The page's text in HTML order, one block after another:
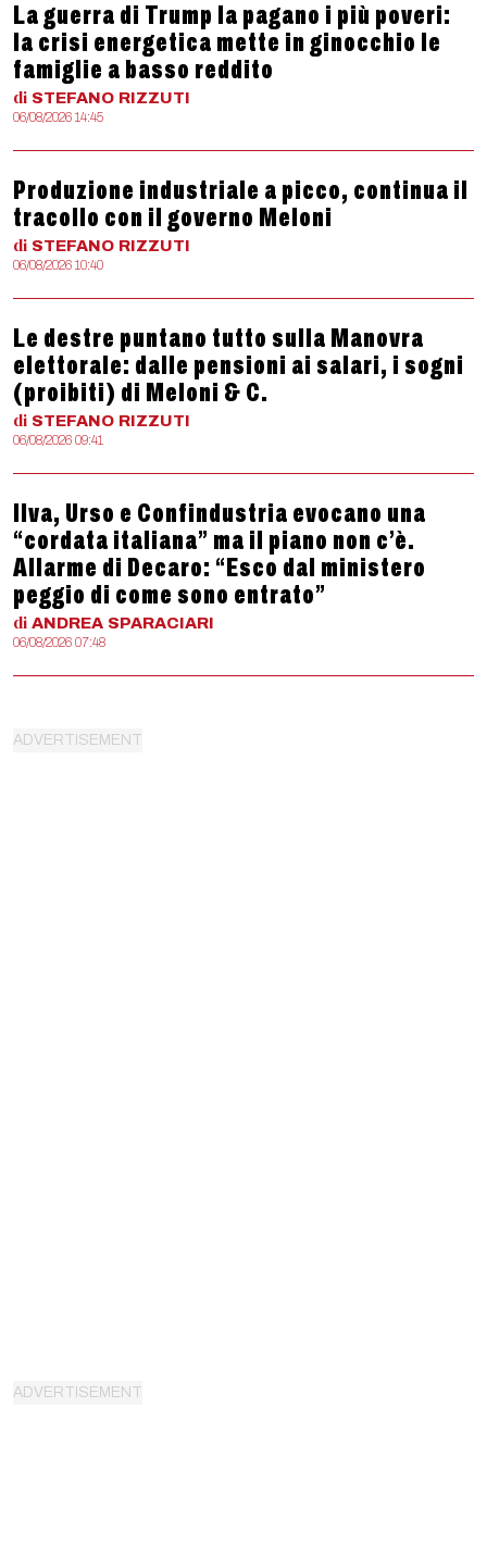
La guerra di Trump la pagano i più poveri:
la crisi energetica mette in ginocchio le
famiglie a basso reddito
di STEFANO RIZZUTI
06/08/2026 14:45
Produzione industriale a picco, continua il
tracollo con il governo Meloni
di STEFANO RIZZUTI
06/08/2026 10:40
Le destre puntano tutto sulla Manovra
elettorale: dalle pensioni ai salari, i sogni
(proibiti) di Meloni & C.
di STEFANO RIZZUTI
06/08/2026 09:41
Ilva, Urso e Confindustria evocano una
“cordata italiana” ma il piano non c’è.
Allarme di Decaro: “Esco dal ministero
peggio di come sono entrato”
di ANDREA SPARACIARI
06/08/2026 07:48